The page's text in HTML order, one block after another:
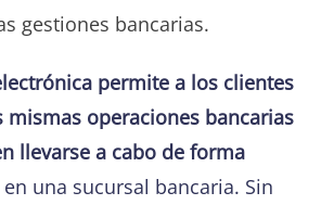
gestiones bancarias.
permite a los clientes
mismas operaciones bancarias
llevarse a cabo de forma
en una sucursal bancaria. Sin